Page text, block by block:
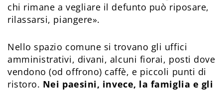
chi rimane a vegliare il defunto può riposare,
rilassarsi, piangere».
Nello spazio comune si trovano gli uffici
amministrativi, divani, alcuni fiorai, posti dove
vendono (od offrono) caffè, e piccoli punti di
ristoro. Nei paesini, invece, la famiglia e gli